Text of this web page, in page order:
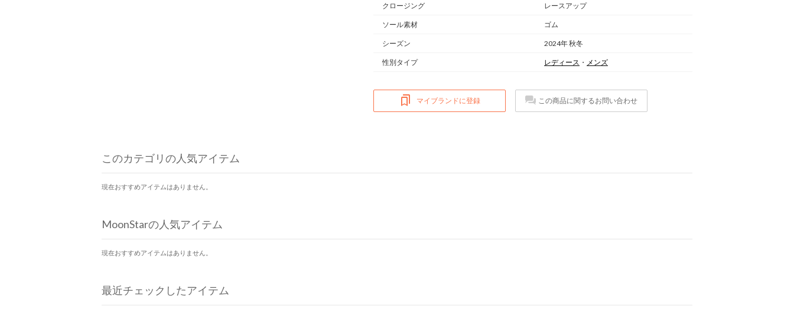
クロージング レースアップ
ソール素材 ゴム
シーズン 2024年 秋冬
性別タイプ レディース ・ メンズ
マイブランドに登録 この商品に関するお問い合わせ
このカテゴリの人気アイテム
現在おすすめアイテムはありません。
MoonStarの人気アイテム
現在おすすめアイテムはありません。
最近チェックしたアイテム